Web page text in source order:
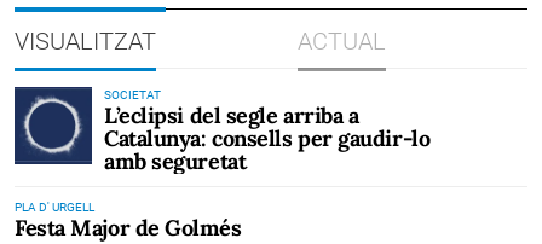
VISUALITZAT ACTUAL
SOCIETAT
L’eclipsi del segle arriba a
Catalunya: consells per gaudir-lo
amb seguretat
PLA D' URGELL
Festa Major de Golmés